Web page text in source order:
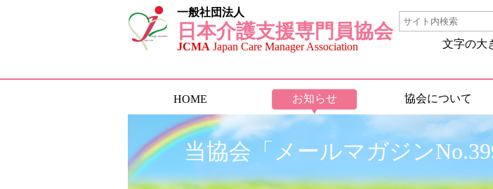
一般社団法人
日本介護支援専門員協会
JCMA Japan Care Manager Association 文字の大
HOME お知らせ 協会について
当協会「メールマガジン